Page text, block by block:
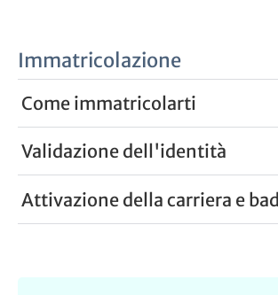
Immatricolazione
Come immatricolarti
Validazione dell'identità
Attivazione della carriera e